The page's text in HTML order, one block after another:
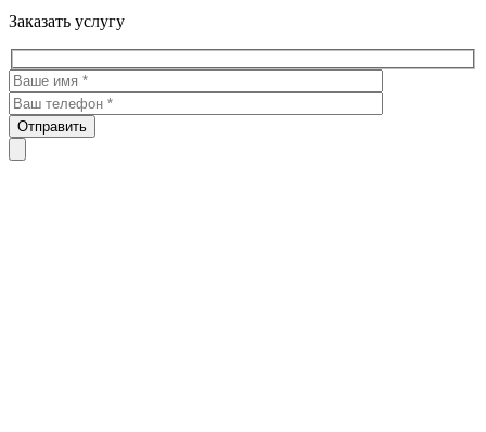
Заказать услугу